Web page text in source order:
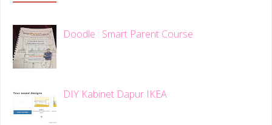
Doodle : Smart Parent Course
DIY Kabinet Dapur IKEA